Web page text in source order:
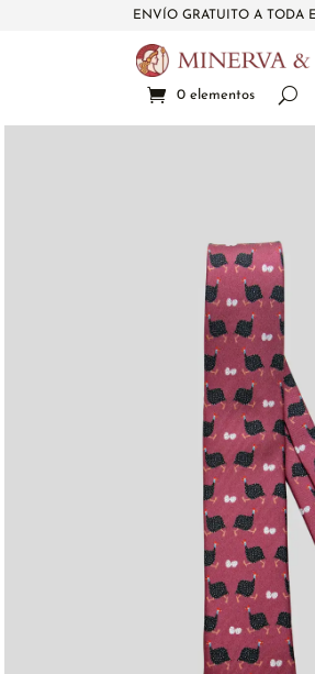
ENVÍO GRATUITO A TODA
0 elementos